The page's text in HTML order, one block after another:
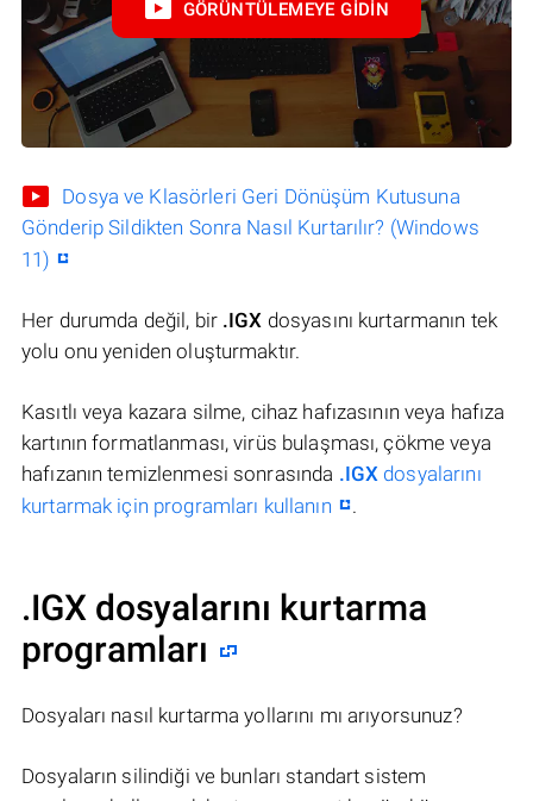
GÖRÜNTÜLEMEYE GIDIN
Dosya ve Klasörleri Geri Dönüşüm Kutusuna
Gönderip Sildikten Sonra Nasıl Kurtarılır? (Windows
11)
Her durumda değil, bir .IGX dosyasını kurtarmanın tek
yolu onu yeniden oluşturmaktır.
Kasıtlı veya kazara silme, cihaz hafızasının veya hafıza
kartının formatlanması, virüs bulaşması, çökme veya
hafızanın temizlenmesi sonrasında .IGX dosyalarını
kurtarmak için programları kullanın
.
.IGX dosyalarını kurtarma
programları
Dosyaları nasıl kurtarma yollarını mı arıyorsunuz?
Dosyaların silindiği ve bunları standart sistem